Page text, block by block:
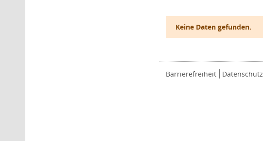
Keine Daten gefunden.
Barrierefreiheit Datenschutz